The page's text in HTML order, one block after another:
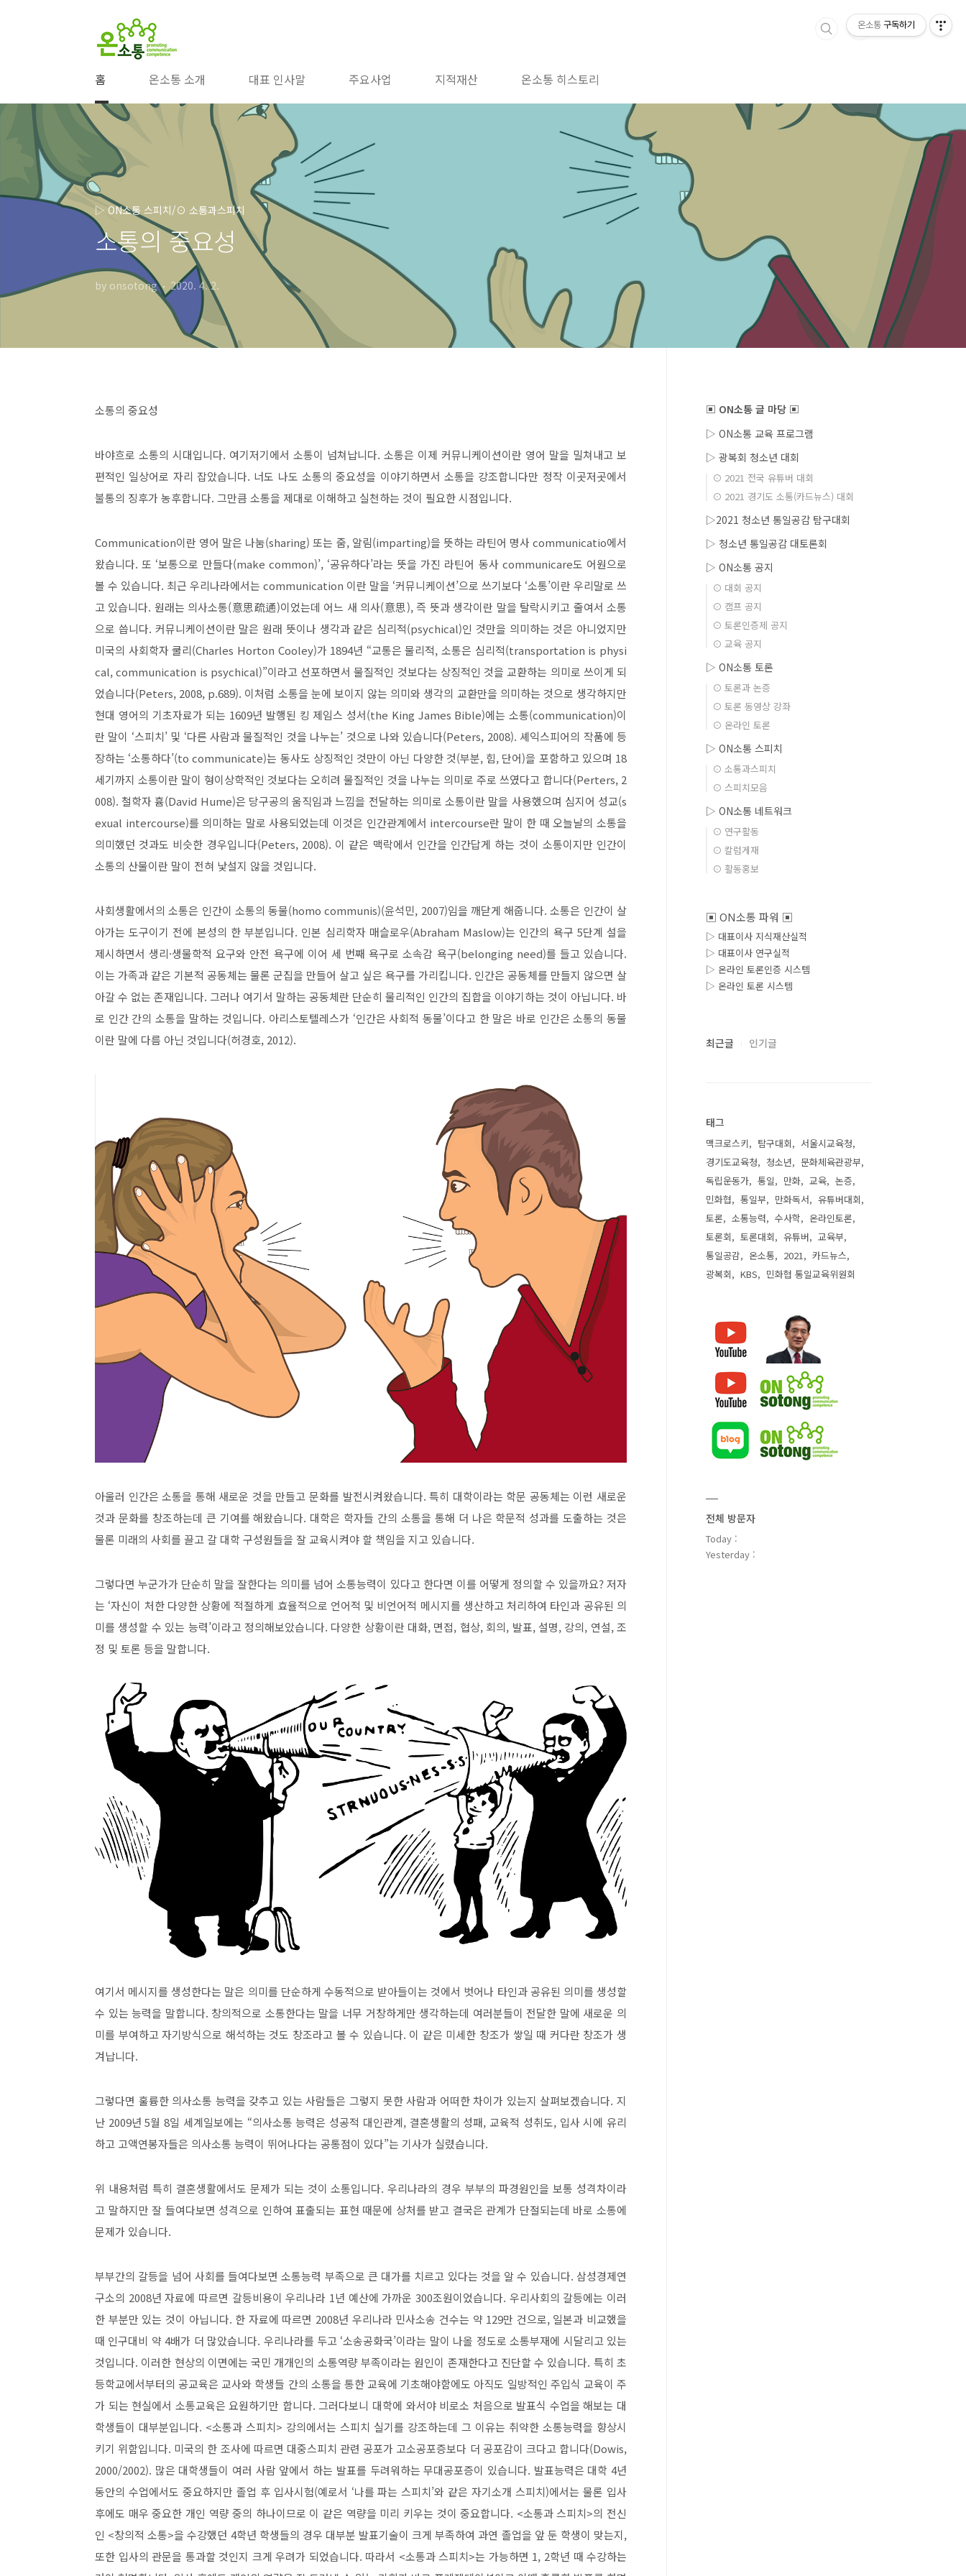
홈 온소통 소개 대표 인사말 주요사업 지적재산 온소통 히스토리
▷ ON소통 스피치/⊙ 소통과스피치
소통의 중요성
by onsotong 2020. 4. 2.
소통의 중요성
바야흐로 소통의 시대입니다. 여기저기에서 소통이 넘쳐납니다. 소통은 이제 커뮤니케이션이란 영어 말을 밀쳐내고 보
편적인 일상어로 자리 잡았습니다. 너도 나도 소통의 중요성을 이야기하면서 소통을 강조합니다만 정작 이곳저곳에서
불통의 징후가 농후합니다. 그만큼 소통을 제대로 이해하고 실천하는 것이 필요한 시점입니다.
Communication이란 영어 말은 나눔(sharing)또는 줌, 알림(imparting)을 뜻하는 라틴어 명사communicatio에서
왔습니다.또 ‘보통으로 만들다(make common)’, ‘공유하다’라는 뜻을 가진 라틴어 동사 communicare도 어원으로
볼 수 있습니다. 최근 우리나라에서는 communication 이란 말을 ‘커뮤니케이션’으로 쓰기보다 ‘소통’이란 우리말로 쓰
고 있습니다. 원래는 의사소통(意思疏通)이었는데 어느 새 의사(意思),즉 뜻과 생각이란 말을 탈락시키고 줄여서 소통
으로 씁니다. 커뮤니케이션이란 말은 원래 뜻이나 생각과 같은 심리적(psychical)인 것만을 의미하는 것은 아니었지만
미국의 사회학자 쿨리(Charles Horton Cooley)가 1894년 “교통은 물리적,소통은 심리적(transportation is physi
cal, communication is psychical)”이라고 선포하면서 물질적인 것보다는 상징적인 것을 교환하는 의미로 쓰이게 되
었습니다(Peters, 2008, p.689). 이처럼 소통을 눈에 보이지 않는 의미와 생각의 교환만을 의미하는 것으로 생각하지만
현대 영어의 기초자료가 되는 1609년 발행된 킹 제임스 성서(the King James Bible)에는 소통(communication)이
란 말이 ‘스피치’ 및 ‘다른 사람과 물질적인 것을 나누는’ 것으로 나와 있습니다(Peters, 2008). 셰익스피어의 작품에 등
장하는 ‘소통하다’(to communicate)는 동사도 상징적인 것만이 아닌 다양한 것(부분, 힘, 단어)을 포함하고 있으며 18
세기까지 소통이란 말이 형이상학적인 것보다는 오히려 물질적인 것을 나누는 의미로 주로 쓰였다고 합니다(Perters, 2
008). 철학자 흄(David Hume)은 당구공의 움직임과 느낌을 전달하는 의미로 소통이란 말을 사용했으며 심지어 성교(s
exual intercourse)를 의미하는 말로 사용되었는데 이것은 인간관계에서 intercourse란 말이 한 때 오늘날의 소통을
의미했던 것과도 비슷한 경우입니다(Peters, 2008). 이 같은 맥락에서 인간을 인간답게 하는 것이 소통이지만 인간이
소통의 산물이란 말이 전혀 낯설지 않을 것입니다.
사회생활에서의 소통은 인간이 소통의 동물(homo communis)(윤석민, 2007)임을 깨닫게 해줍니다.소통은 인간이 살
아가는 도구이기 전에 본성의 한 부분입니다. 인본 심리학자 매슬로우(Abraham Maslow)는 인간의 욕구 5단계 설을
제시하면서 생리·생물학적 요구와 안전 욕구에 이어 세 번째 욕구로 소속감 욕구(belonging need)를 들고 있습니다.
이는 가족과 같은 기본적 공동체는 물론 군집을 만들어 살고 싶은 욕구를 가리킵니다. 인간은 공동체를 만들지 않으면 살
아갈 수 없는 존재입니다. 그러나 여기서 말하는 공동체란 단순히 물리적인 인간의 집합을 이야기하는 것이 아닙니다. 바
로 인간 간의 소통을 말하는 것입니다. 아리스토텔레스가 ‘인간은 사회적 동물’이다고 한 말은 바로 인간은 소통의 동물
이란 말에 다름 아닌 것입니다(허경호, 2012).
아울러 인간은 소통을 통해 새로운 것을 만들고 문화를 발전시켜왔습니다.특히 대학이라는 학문 공동체는 이런 새로운
것과 문화를 창조하는데 큰 기여를 해왔습니다. 대학은 학자들 간의 소통을 통해 더 나은 학문적 성과를 도출하는 것은
물론 미래의 사회를 끌고 갈 대학 구성원들을 잘 교육시켜야 할 책임을 지고 있습니다.
그렇다면 누군가가 단순히 말을 잘한다는 의미를 넘어 소통능력이 있다고 한다면 이를 어떻게 정의할 수 있을까요?저자
는 ‘자신이 처한 다양한 상황에 적절하게 효율적으로 언어적 및 비언어적 메시지를 생산하고 처리하여 타인과 공유된 의
미를 생성할 수 있는 능력’이라고 정의해보았습니다. 다양한 상황이란 대화, 면접, 협상, 회의, 발표,설명, 강의, 연설,조
정 및 토론 등을 말합니다.
여기서 메시지를 생성한다는 말은 의미를 단순하게 수동적으로 받아들이는 것에서 벗어나 타인과 공유된 의미를 생성할
수 있는 능력을 말합니다. 창의적으로 소통한다는 말을 너무 거창하게만 생각하는데 여러분들이 전달한 말에 새로운 의
미를 부여하고 자기방식으로 해석하는 것도 창조라고 볼 수 있습니다. 이 같은 미세한 창조가 쌓일 때 커다란 창조가 생
겨납니다.
그렇다면 훌륭한 의사소통 능력을 갖추고 있는 사람들은 그렇지 못한 사람과 어떠한 차이가 있는지 살펴보겠습니다.지
난 2009년5월8일 세계일보에는 “의사소통 능력은 성공적 대인관계, 결혼생활의 성패,교육적 성취도, 입사 시에 유리
하고 고액연봉자들은 의사소통 능력이 뛰어나다는 공통점이 있다”는 기사가 실렸습니다.
위 내용처럼 특히 결혼생활에서도 문제가 되는 것이 소통입니다.우리나라의 경우 부부의 파경원인을 보통 성격차이라
고 말하지만 잘 들여다보면 성격으로 인하여 표출되는 표현 때문에 상처를 받고 결국은 관계가 단절되는데 바로 소통에
문제가 있습니다.
부부간의 갈등을 넘어 사회를 들여다보면 소통능력 부족으로 큰 대가를 치르고 있다는 것을 알 수 있습니다. 삼성경제연
구소의 2008년 자료에 따르면 갈등비용이 우리나라 1년 예산에 가까운300조원이었습니다. 우리사회의 갈등에는 이러
한 부분만 있는 것이 아닙니다. 한 자료에 따르면 2008년 우리나라 민사소송 건수는 약 129만 건으로, 일본과 비교했을
때 인구대비 약4배가 더 많았습니다. 우리나라를 두고 ‘소송공화국’이라는 말이 나올 정도로 소통부재에 시달리고 있는
것입니다. 이러한 현상의 이면에는 국민 개개인의 소통역량 부족이라는 원인이 존재한다고 진단할 수 있습니다. 특히 초
등학교에서부터의 공교육은 교사와 학생들 간의 소통을 통한 교육에 기초해야함에도 아직도 일방적인 주입식 교육이 주
가 되는 현실에서 소통교육은 요원하기만 합니다.그러다보니 대학에 와서야 비로소 처음으로 발표식 수업을 해보는 대
학생들이 대부분입니다. <소통과 스피치> 강의에서는 스피치 실기를 강조하는데 그 이유는 취약한 소통능력을 향상시
키기 위함입니다. 미국의 한 조사에 따르면 대중스피치 관련 공포가 고소공포증보다 더 공포감이 크다고 합니다(Dowis,
2000/2002). 많은 대학생들이 여러 사람 앞에서 하는 발표를 두려워하는 무대공포증이 있습니다. 발표능력은 대학4년
동안의 수업에서도 중요하지만 졸업 후 입사시험(예로서 ‘나를 파는 스피치’와 같은 자기소개 스피치)에서는 물론 입사
후에도 매우 중요한 개인 역량 중의 하나이므로 이 같은 역량을 미리 키우는 것이 중요합니다. <소통과 스피치>의 전신
인 <창의적 소통>을 수강했던 4학년 학생들의 경우 대부분 발표기술이 크게 부족하여 과연 졸업을 앞 둔 학생이 맞는지,
또한 입사의 관문을 통과할 것인지 크게 우려가 되었습니다. 따라서 <소통과 스피치>는 가능하면 1, 2학년 때 수강하는
▣ ON소통 글 마당 ▣
▷ ON소통 교육 프로그램
▷ 광복회 청소년 대회
⊙ 2021 전국 유튜버 대회
⊙ 2021 경기도 소통(카드뉴스) 대회
▷2021 청소년 통일공감 탐구대회
▷ 청소년 통일공감 대토론회
▷ ON소통 공지
⊙ 대회 공지
⊙ 캠프 공지
⊙ 토론인증제 공지
⊙ 교육 공지
▷ ON소통 토론
⊙ 토론과 논증
⊙ 토론 동영상 강좌
⊙ 온라인 토론
▷ ON소통 스피치
⊙ 소통과스피치
⊙ 스피치모음
▷ ON소통 네트워크
⊙ 연구활동
⊙ 칼럼게재
⊙ 활동홍보
▣ ON소통 파워 ▣
▷ 대표이사 지식재산실적
▷ 대표이사 연구실적
▷ 온라인 토론인증 시스템
▷ 온라인 토론 시스템
최근글 인기글
태그
맥크로스키 탐구대회
서울시교육청
경기도교육청
청소년
문화체육관광부
독립운동가
통일 만화 교육
논증
민화협
통일부 만화독서
유튜버대회
토론
소통능력 수사학
온라인토론
토론회
토론대회 유튜버
교육부
통일공감
온소통 2021
카드뉴스
광복회
KBS 민화협 통일교육위원회
전체 방문자
Today :
Yesterday :
온소통 구독하기